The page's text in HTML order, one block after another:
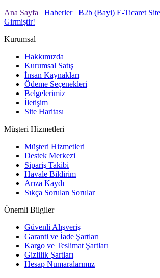
Ana Sayfa
Haberler
B2b (Bayi) E-Ticaret
Girmiştir!
Kurumsal
Hakkımızda
Kurumsal Satış
İnsan Kaynakları
Ödeme Seçenekleri
Belgelerimiz
İletişim
Site Haritası
Müşteri Hizmetleri
Müşteri Hizmetleri
Destek Merkezi
Sipariş Takibi
Havale Bildirim
Arıza Kaydı
Sıkça Sorulan Sorular
Önemli Bilgiler
Güvenli Alışveriş
Garanti ve İade Şartları
Kargo ve Teslimat Şartları
Gizlilik Şartları
Hesap Numaralarımız